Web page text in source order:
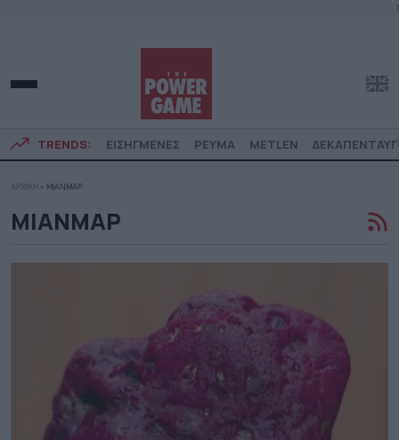
TRENDS: ΕΙΣΗΓΜΕΝΕΣ ΡΕΥΜΑ METLEN
ΑΡΧΙΚΗ » ΜΙΑΝΜΑΡ
ΜΙΑΝΜΑΡ